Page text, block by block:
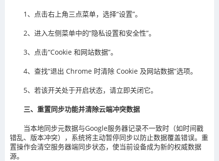
1、点击右上角三点菜单，选择“设置”。
2、进入左侧菜单中的“隐私设置和安全性”。
3、点击“Cookie 和网站数据”。
4、查找“退出 Chrome 时清除 Cookie 及网站数据”选项。
5、若该开关处于开启状态，请立即关闭它。
三、重置同步功能并清除云端冲突数据
当本地同步元数据与Google服务器记录不一致时（如时间戳
错乱、版本冲突），系统将主动暂停同步以防止数据覆盖错误。重
置操作会清空服务器端同步状态，使当前设备成为新的权威数据
源。